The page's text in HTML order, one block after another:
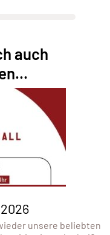
auch
unsere beliebten